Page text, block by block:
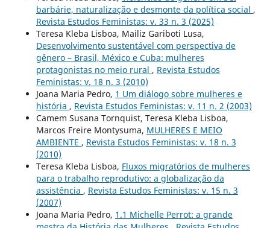
barbárie, naturalização e desmonte da política social ,
Revista Estudos Feministas: v. 33 n. 3 (2025)
Teresa Kleba Lisboa, Mailiz Gariboti Lusa,
Desenvolvimento sustentável com perspectiva de
gênero – Brasil, México e Cuba: mulheres
protagonistas no meio rural , Revista Estudos
Feministas: v. 18 n. 3 (2010)
Joana Maria Pedro, 1 Um diálogo sobre mulheres e
história , Revista Estudos Feministas: v. 11 n. 2 (2003)
Camem Susana Tornquist, Teresa Kleba Lisboa,
Marcos Freire Montysuma, MULHERES E MEIO
AMBIENTE , Revista Estudos Feministas: v. 18 n. 3
(2010)
Teresa Kleba Lisboa, Fluxos migratórios de mulheres
para o trabalho reprodutivo: a globalização da
assistência , Revista Estudos Feministas: v. 15 n. 3
(2007)
Joana Maria Pedro, 1.1 Michelle Perrot: a grande